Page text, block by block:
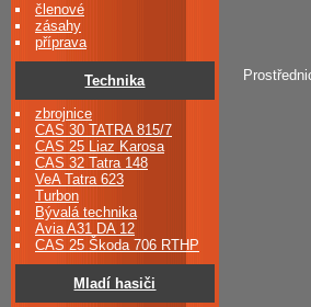
členové
zásahy
příprava
Technika
zbrojnice
CAS 30 TATRA 815/7
CAS 25 Liaz Karosa
CAS 32 Tatra 148
VeA Tatra 623
Turbon
Bývalá technika
Avia A31 DA 12
CAS 25 Škoda 706 RTHP
Mladí hasiči